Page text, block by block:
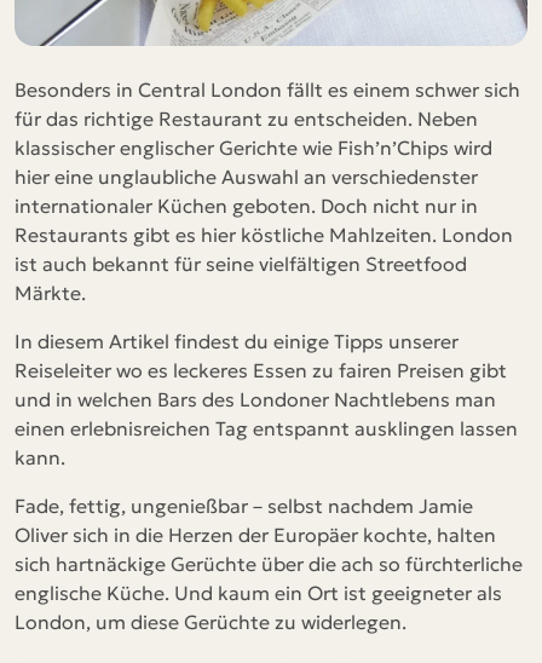
Besonders in Central London fällt es einem schwer sich
für das richtige Restaurant zu entscheiden. Neben
klassischer englischer Gerichte wie Fish’n’Chips wird
hier eine unglaubliche Auswahl an verschiedenster
internationaler Küchen geboten. Doch nicht nur in
Restaurants gibt es hier köstliche Mahlzeiten. London
ist auch bekannt für seine vielfältigen Streetfood
Märkte.
In diesem Artikel findest du einige Tipps unserer
Reiseleiter wo es leckeres Essen zu fairen Preisen gibt
und in welchen Bars des Londoner Nachtlebens man
einen erlebnisreichen Tag entspannt ausklingen lassen
kann.
Fade, fettig, ungenießbar – selbst nachdem Jamie
Oliver sich in die Herzen der Europäer kochte, halten
sich hartnäckige Gerüchte über die ach so fürchterliche
englische Küche. Und kaum ein Ort ist geeigneter als
London, um diese Gerüchte zu widerlegen.